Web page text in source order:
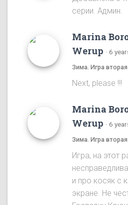
серии. Админ.
Marina
Werup · 6
Зима. Игра вторая
Next, please !!!
Marina
Werup · 6
Зима. Игра вторая
Игра, на этот
и про косяк с
экране. Не